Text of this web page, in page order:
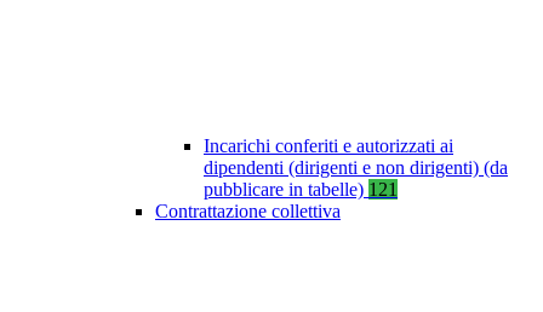
Incarichi conferiti e autorizzati ai
dipendenti (dirigenti e non dirigenti) (da
pubblicare in tabelle) 121
Contrattazione collettiva